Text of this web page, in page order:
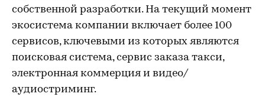
собственной разработки. На текущий момент
экосистема компании включает более 100
сервисов, ключевыми из которых являются
поисковая система, сервис заказа такси,
электронная коммерция и видео/
аудиостриминг.